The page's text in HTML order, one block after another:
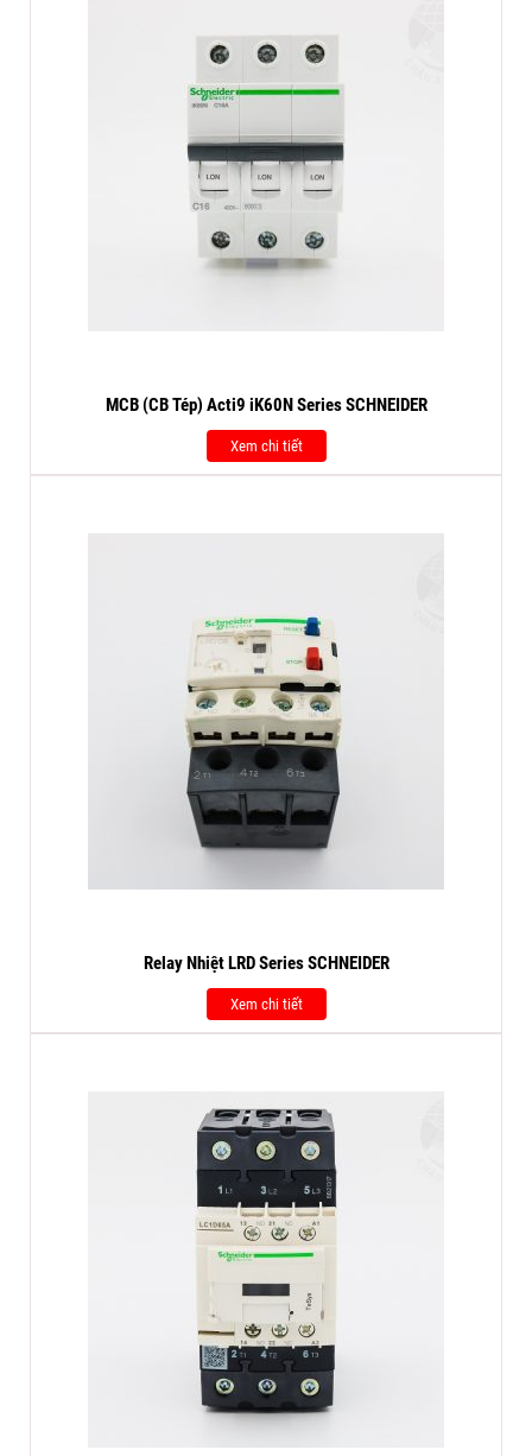
MCB (CB Tép) Acti9 iK60N Series SCHNEIDER
Xem chi tiết
Relay Nhiệt LRD Series SCHNEIDER
Xem chi tiết